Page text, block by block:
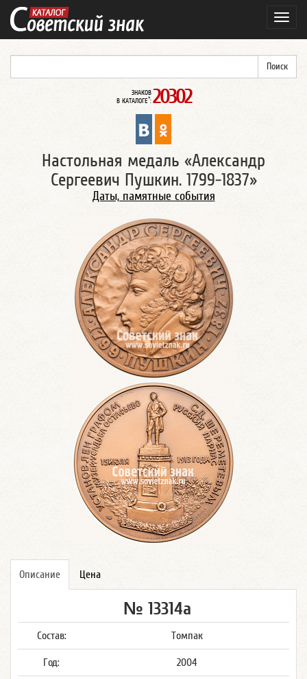
ЗНАКОВ
В КАТАЛОГЕ*: 20302
Настольная медаль «Александр
Сергеевич Пушкин. 1799-1837»
Даты, памятные события
Описание Цена
№ 13314а
Состав: Томпак
Год: 2004